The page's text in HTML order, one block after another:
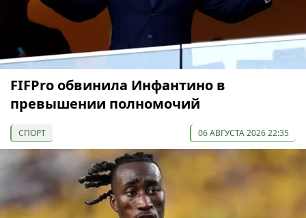
FIFPro обвинила Инфантино в
превышении полномочий
СПОРТ 06 АВГУСТА 2026 22:35